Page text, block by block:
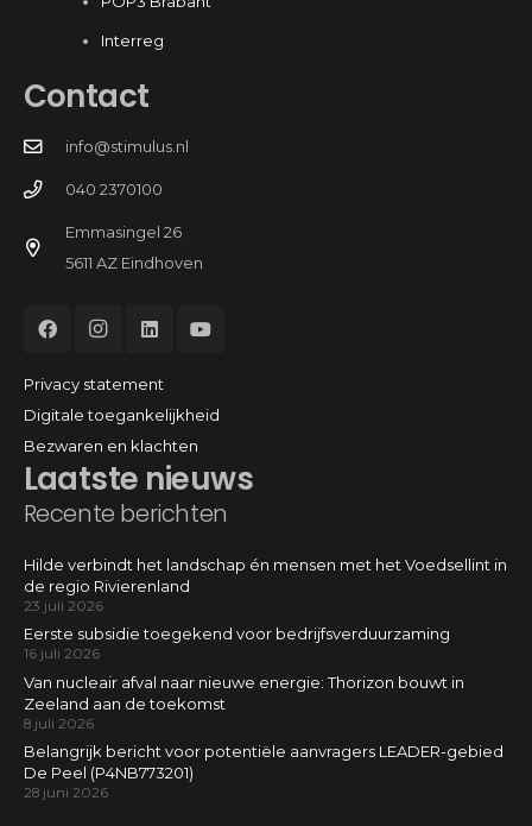
Interreg
Laatste nieuws
Recente berichten
Hilde verbindt het landschap én mensen met het Voedsellint in
de regio Rivierenland
23 juli 2026
Eerste subsidie toegekend voor bedrijfsverduurzaming
16 juli 2026
Van nucleair afval naar nieuwe energie: Thorizon bouwt in
Zeeland aan de toekomst
8 juli 2026
Belangrijk bericht voor potentiële aanvragers LEADER-gebied
De Peel (P4NB773201)
28 juni 2026
Contact
info@stimulus.nl
040 2370100
Emmasingel 26
5611 AZ Eindhoven
Privacy statement
Digitale toegankelijkheid
Bezwaren en klachten